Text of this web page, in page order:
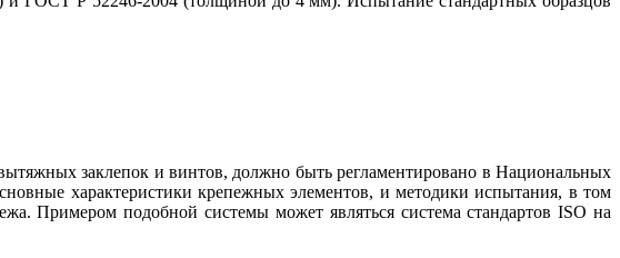
заклепок и винтов, должно быть регламентировано в Национальных
характеристики крепежных элементов, и методики испытания, в том
Примером подобной системы может являться система стандартов ISO на